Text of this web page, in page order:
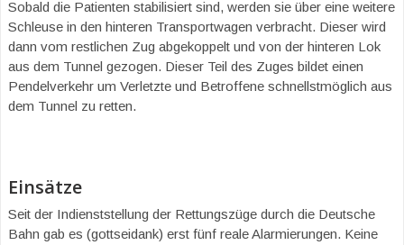
Sobald die Patienten stabilisiert sind, werden sie über eine weitere
Schleuse in den hinteren Transportwagen verbracht. Dieser wird
dann vom restlichen Zug abgekoppelt und von der hinteren Lok
aus dem Tunnel gezogen. Dieser Teil des Zuges bildet einen
Pendelverkehr um Verletzte und Betroffene schnellstmöglich aus
dem Tunnel zu retten.
Einsätze
Seit der Indienststellung der Rettungszüge durch die Deutsche
Bahn gab es (gottseidank) erst fünf reale Alarmierungen. Keine